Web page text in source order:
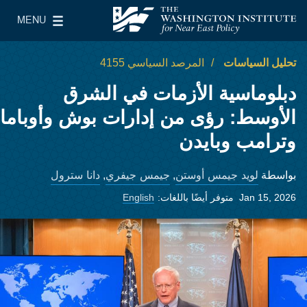
معهد واشنطن لسياسات الشرق الأدنى
MENU
Main Menu
تحليل السياسات المرصد السياسي 4155
دبلوماسية الأزمات في الشرق
الأوسط: رؤى من إدارات بوش وأوباما
وترامب وبايدن
بواسطة لويد جيمس أوستن, جيمس جيفري, دانا سترول
Jan 15, 2026 متوفر أيضًا باللغات: English